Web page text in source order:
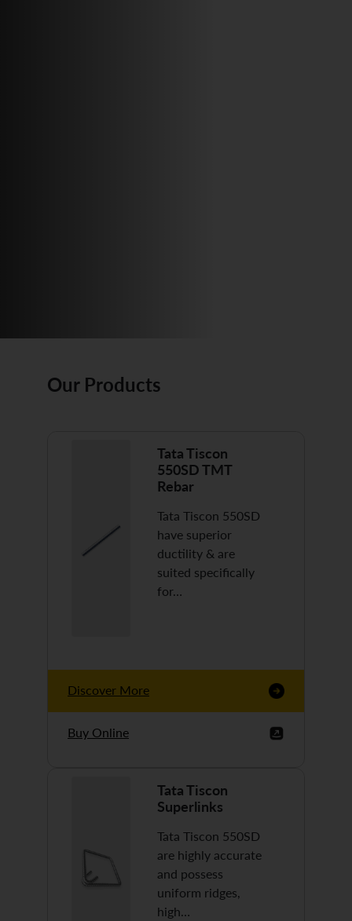
Our Products
Tata Tiscon
550SD TMT
Rebar
Tata Tiscon 550SD
have superior
ductility & are
suited specifically
for…
Discover More
Buy Online
Tata Tiscon
Superlinks
Tata Tiscon 550SD
are highly accurate
and possess
uniform ridges,
high…